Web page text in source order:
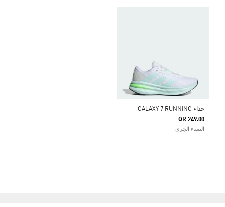
حذاء GALAXY 7 RUNNING
QR 249.00
النساء الجري